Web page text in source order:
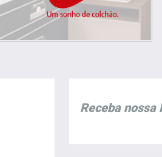
Receba